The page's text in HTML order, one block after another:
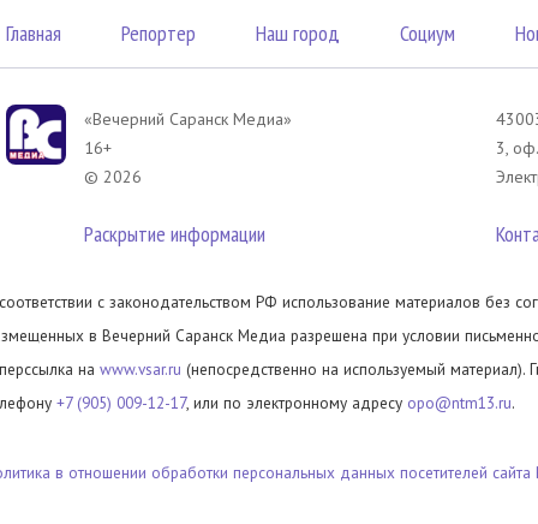
Главная Репортер Наш город Социум
«Вечерний Саранск Mедиа»
16+
© 2026
Раскрытие информации
3,
с законодательством РФ использование материалов без
в Вечерний Саранск Медиа разрешена при условии
на www.vsar.ru (непосредственно на используемый материал).
+7 (905) 009-12-17, или по электронному адресу opo@ntm13.ru.
в отношении обработки персональных данных посетителей